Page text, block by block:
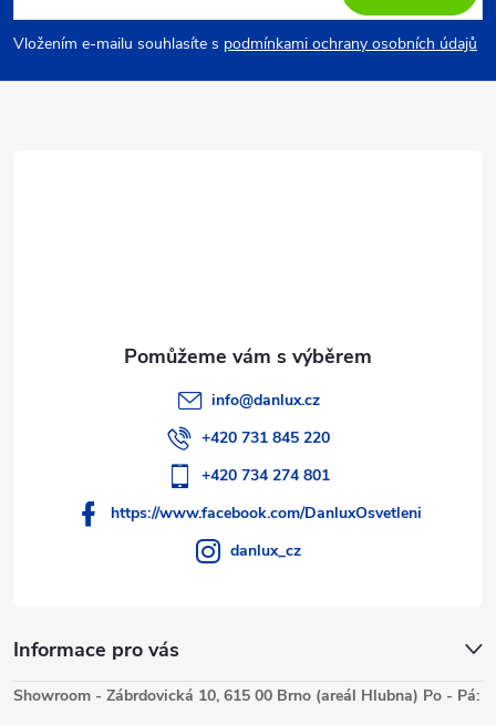
p
a
Vložením e-mailu souhlasíte s podmínkami ochrany osobních údajů
Informace pro vás
info@danlux.cz
+420 731 845 220
+420 734 274 801
https://www.facebook.com/DanluxOsvetleni
danlux_cz
Showroom - Zábrdovická 10, 615 00 Brno (areál Hlubna) Po - Pá: